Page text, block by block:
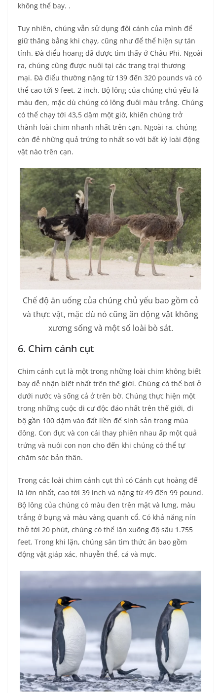
không thể bay. .
Tuy nhiên, chúng vẫn sử dụng đôi cánh của mình để
giữ thăng bằng khi chạy, cũng như để thể hiện sự tán
tỉnh. Đà điểu hoang dã được tìm thấy ở Châu Phi. Ngoài
ra, chúng cũng được nuôi tại các trang trại thương
mại. Đà điểu thường nặng từ 139 đến 320 pounds và có
thể cao tới 9 feet, 2 inch. Bộ lông của chúng chủ yếu là
màu đen, mặc dù chúng có lông đuôi màu trắng. Chúng
có thể chạy tới 43,5 dặm một giờ, khiến chúng trở
thành loài chim nhanh nhất trên cạn. Ngoài ra, chúng
còn đẻ những quả trứng to nhất so với bất kỳ loài động
vật nào trên cạn.
Chế độ ăn uống của chúng chủ yếu bao gồm cỏ
và thực vật, mặc dù nó cũng ăn động vật không
xương sống và một số loài bò sát.
6. Chim cánh cụt
Chim cánh cụt là một trong những loài chim không biết
bay dễ nhận biết nhất trên thế giới. Chúng có thể bơi ở
dưới nước và sống cả ở trên bờ. Chúng thực hiện một
trong những cuộc di cư độc đáo nhất trên thế giới, đi
bộ gần 100 dặm vào đất liền để sinh sản trong mùa
đông. Con đực và con cái thay phiên nhau ấp một quả
trứng và nuôi con non cho đến khi chúng có thể tự
chăm sóc bản thân.
Trong các loài chim cánh cụt thì có Cánh cụt hoàng đế
là lớn nhất, cao tới 39 inch và nặng từ 49 đến 99 pound.
Bộ lông của chúng có màu đen trên mặt và lưng, màu
trắng ở bụng và màu vàng quanh cổ. Có khả năng nín
thở tới 20 phút, chúng có thể lặn xuống độ sâu 1.755
feet. Trong khi lặn, chúng săn tìm thức ăn bao gồm
động vật giáp xác, nhuyễn thể, cá và mực.